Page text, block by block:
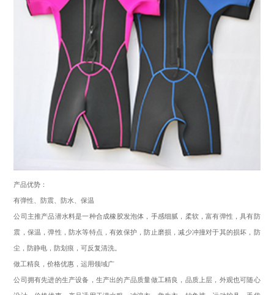
产品优势：
有弹性、防震、防水、保温
公司主推产品潜水料是一种合成橡胶发泡体，手感细腻，柔软，富有弹性，具有防
震，保温，弹性，防水等特点，有效保护，防止磨损，减少冲撞对于其的损坏，防
尘，防静电，防划痕，可反复清洗。
做工精良，价格优惠，运用领域广
公司拥有先进的生产设备，生产出的产品质量做工精良，品质上层，外观也可随心